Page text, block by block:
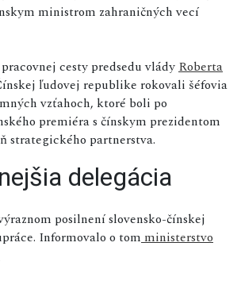
ministrom zahraničných vecí
cesty predsedu vlády Roberta
ľudovej republike rokovali šéfovia
vzťahoch, ktoré boli po
premiéra s čínskym prezidentom
strategického partnerstva.
delegácia
posilnení slovensko-čínskej
Informovalo o tom ministerstvo